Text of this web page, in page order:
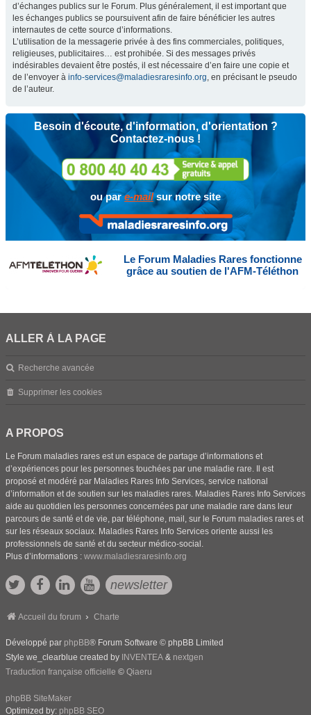
d’échanges publics sur le Forum. Plus généralement, il est important que
les échanges publics se poursuivent afin de faire bénéficier les autres
internautes de cette source d’informations.
L’utilisation de la messagerie privée à des fins commerciales, politiques,
religieuses, publicitaires… est prohibée. Si des messages privés
indésirables devaient être postés, il est nécessaire d’en faire une copie et
de l’envoyer à info-services@maladiesraresinfo.org, en précisant le pseudo
de l’auteur.
Besoin d'écoute, d'information, d'orientation ?
Contactez-nous !
ou pare-mailsur notre site
Le Forum Maladies Rares fonctionne
grâce au soutien de l'AFM-Téléthon
ALLER À LA PAGE
Recherche avancée
Supprimer les cookies
A PROPOS
Le Forum maladies rares est un espace de partage d’informations et
d’expériences pour les personnes touchées par une maladie rare. Il est
proposé et modéré par Maladies Rares Info Services, service national
d’information et de soutien sur les maladies rares. Maladies Rares Info Services
aide au quotidien les personnes concernées par une maladie rare dans leur
parcours de santé et de vie, par téléphone, mail, sur le Forum maladies rares et
sur les réseaux sociaux. Maladies Rares Info Services oriente aussi les
professionnels de santé et du secteur médico-social.
Plus d’informations : www.maladiesraresinfo.org
newsletter
Accueil du forum Charte
Développé par phpBB® Forum Software © phpBB Limited
Style we_clearblue created by INVENTEA & nextgen
Traduction française officielle © Qiaeru
phpBB SiteMaker
Optimized by: phpBB SEO